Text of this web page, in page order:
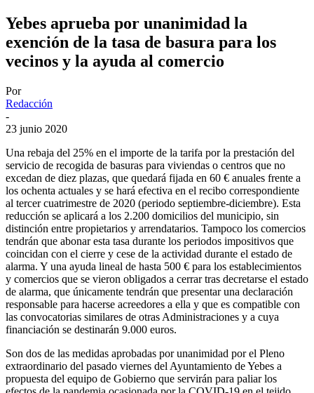
Yebes aprueba por unanimidad la
exención de la tasa de basura para los
vecinos y la ayuda al comercio
Por
Redacción
-
23 junio 2020
Una rebaja del 25% en el importe de la tarifa por la prestación del
servicio de recogida de basuras para viviendas o centros que no
excedan de diez plazas, que quedará fijada en 60 € anuales frente a
los ochenta actuales y se hará efectiva en el recibo correspondiente
al tercer cuatrimestre de 2020 (periodo septiembre-diciembre). Esta
reducción se aplicará a los 2.200 domicilios del municipio, sin
distinción entre propietarios y arrendatarios. Tampoco los comercios
tendrán que abonar esta tasa durante los periodos impositivos que
coincidan con el cierre y cese de la actividad durante el estado de
alarma. Y una ayuda lineal de hasta 500 € para los establecimientos
y comercios que se vieron obligados a cerrar tras decretarse el estado
de alarma, que únicamente tendrán que presentar una declaración
responsable para hacerse acreedores a ella y que es compatible con
las convocatorias similares de otras Administraciones y a cuya
financiación se destinarán 9.000 euros.
Son dos de las medidas aprobadas por unanimidad por el Pleno
extraordinario del pasado viernes del Ayuntamiento de Yebes a
propuesta del equipo de Gobierno que servirán para paliar los